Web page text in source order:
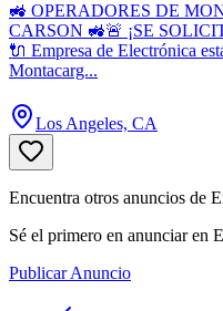
🚜 OPERADORES DE
CARSON 🚜🚨 ¡SE
🔌 Empresa de Electrónica
Montacarg...
Los Angeles, CA
Encuentra otros anuncios de
Sé el primero en anunciar en
Publicar Anuncio